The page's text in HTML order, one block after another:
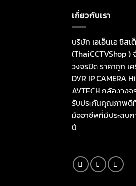
เกี่ยวกับเรา
บริษัท เอเอ็นเอ ซิส
(ThaiCCTVShop )
วงจรปิด ราคาถูก เ
DVR IP CAMERA
AVTECH กล้องว
รับประกันคุณภาพดี
มืออาชีพที่มีประสบ
ปี